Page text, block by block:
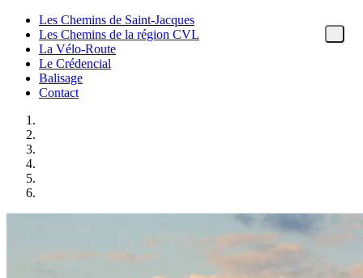
Les Chemins de Saint-Jacques
Les Chemins de la région CVL
La Vélo-Route
Le Crédencial
Balisage
Contact